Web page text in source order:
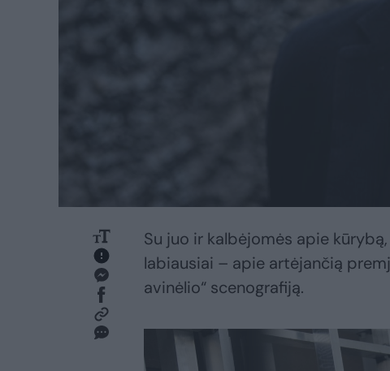
Su juo ir kalbėjomės apie
labiausiai – apie artėjančią
avinėlio“ scenografiją.